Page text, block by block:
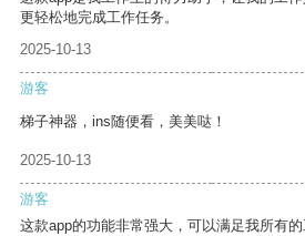
更轻松地完成工作任务。
2025-10-13
游客
梯子神器，ins随便看，美美哒！
2025-10-13
游客
这款app的功能非常强大，可以满足我所有